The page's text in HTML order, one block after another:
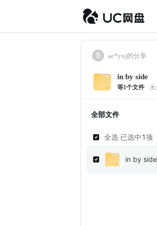
ac*yxj的分享
in by side
等1个文件 永
全部文件
全选 已选中 1项
in by side